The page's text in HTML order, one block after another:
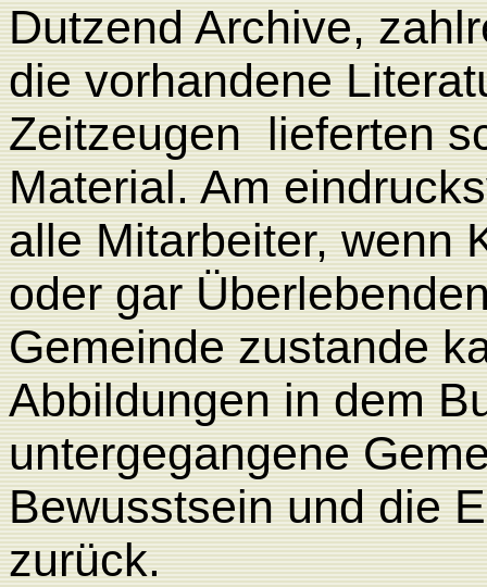
Dutzend Archive,
die vorhandene
Zeitzeugen lieferten
Material. Am
alle Mitarbeiter, wenn
oder gar
Gemeinde zustande
Abbildungen in dem
untergegangene
Bewusstsein und die
zurück.